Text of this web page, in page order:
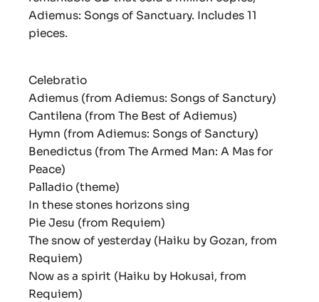
Adiemus: Songs of Sanctuary. Includes 11
pieces.
Celebratio
Adiemus (from Adiemus: Songs of Sanctury)
Cantilena (from The Best of Adiemus)
Hymn (from Adiemus: Songs of Sanctury)
Benedictus (from The Armed Man: A Mas for
Peace)
Palladio (theme)
In these stones horizons sing
Pie Jesu (from Requiem)
The snow of yesterday (Haiku by Gozan, from
Requiem)
Now as a spirit (Haiku by Hokusai, from
Requiem)